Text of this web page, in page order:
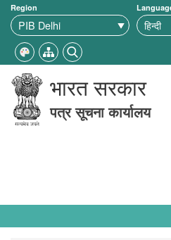
Region
भारत सरकार
पत्र सूचना कार्यालय